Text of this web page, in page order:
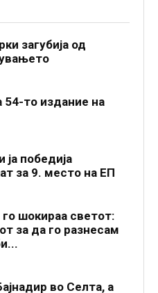
загубија од
54-то издание на
победија
за 9. место на ЕП
шокираа светот:
за да го разнесам
во Селта, а